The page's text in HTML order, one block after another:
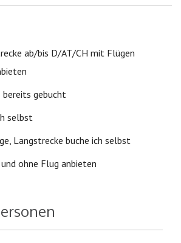
ab/bis D/AT/CH mit Flügen
bereits gebucht
selbst
Langstrecke buche ich selbst
ohne Flug anbieten